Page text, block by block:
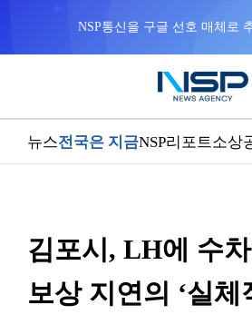
NSP통신을 구글 선호 매체로
뉴스전국은 지금NSP리포트소상
김포시, LH에 수
보상 지연의 ‘실체